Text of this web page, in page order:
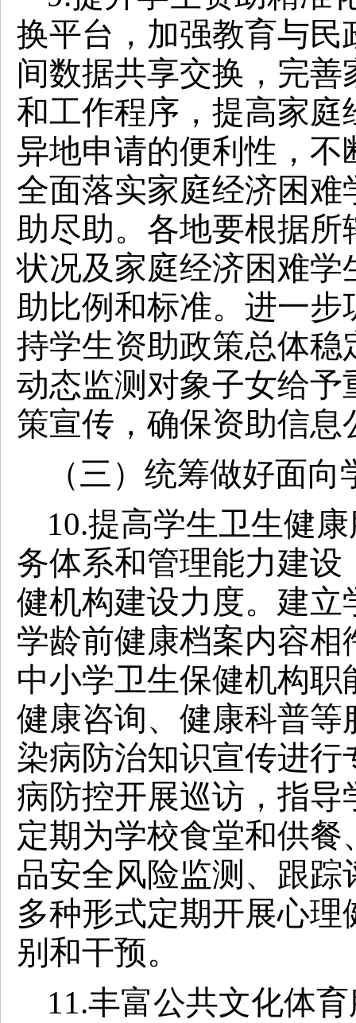
换平台，加强教育与
间数据共享交换，完
和工作程序，提高家
异地申请的便利性，
全面落实家庭经济困
助尽助。各地要根据
状况及家庭经济困难
助比例和标准。进一
持学生资助政策总体
动态监测对象子女给
策宣传，确保资助信息
（三）统筹做好面
10.提高学生卫生健
务体系和管理能力建
健机构建设力度。建
学龄前健康档案内容
中小学卫生保健机构
健康咨询、健康科普
染病防治知识宣传进
病防控开展巡访，指
定期为学校食堂和供
品安全风险监测、跟
多种形式定期开展心
别和干预。
11.丰富公共文化体